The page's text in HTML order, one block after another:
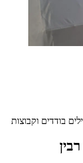
בודדים וקבוצות